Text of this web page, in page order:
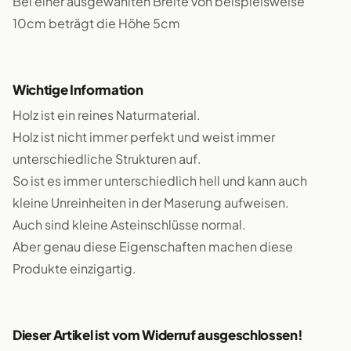
10cm beträgt die Höhe 5cm
Wichtige Information
Holz ist ein reines Naturmaterial.
Holz ist nicht immer perfekt und weist immer
unterschiedliche Strukturen auf.
So ist es immer unterschiedlich hell und kann auch
kleine Unreinheiten in der Maserung aufweisen.
Auch sind kleine Asteinschlüsse normal.
Aber genau diese Eigenschaften machen diese
Produkte einzigartig.
Dieser Artikel ist vom Widerruf ausgeschlossen!